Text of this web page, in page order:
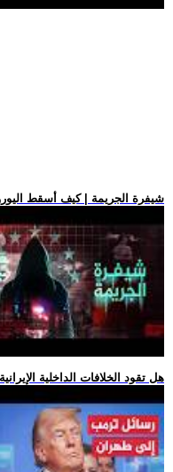
.. شيفرة الجريمة | كيف أسقط
.. هل تقود الخلافات الداخلية